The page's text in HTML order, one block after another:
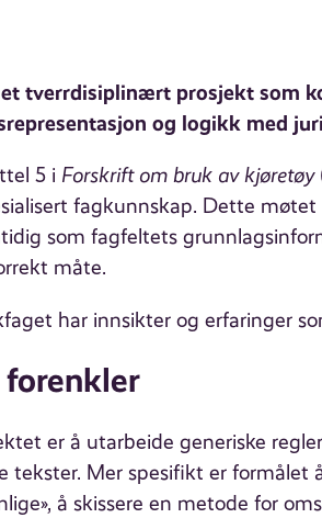
tverrdisiplinært prosjekt som
og logikk med
5 i Forskrift om bruk av kjøretøy
fagkunnskap. Dette
som fagfeltets
måte.
har innsikter og erfaringer
forenkler
er å utarbeide generiske
tekster. Mer spesifikt er formålet
å skissere en metode for